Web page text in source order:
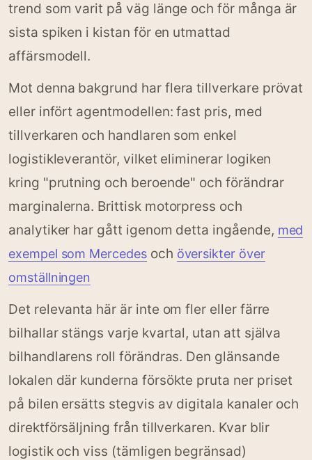
trend som varit på väg länge och för många är
sista spiken i kistan för en utmattad
affärsmodell.
Mot denna bakgrund har flera tillverkare prövat
eller infört agentmodellen: fast pris, med
tillverkaren och handlaren som enkel
logistikleverantör, vilket eliminerar logiken
kring "prutning och beroende" och förändrar
marginalerna. Brittisk motorpress och
analytiker har gått igenom detta ingående, med
exempel som Mercedesoch översikter över
omställningen
Det relevanta här är inte om fler eller färre
bilhallar stängs varje kvartal, utan att själva
bilhandlarens roll förändras. Den glänsande
lokalen där kunderna försökte pruta ner priset
på bilen ersätts stegvis av digitala kanaler och
direktförsäljning från tillverkaren. Kvar blir
logistik och viss (tämligen begränsad)